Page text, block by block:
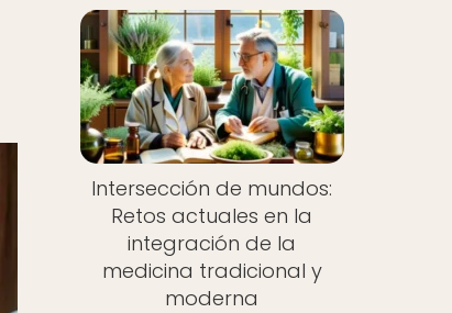
Intersección de mundos:
Retos actuales en la
integración de la
medicina tradicional y
moderna